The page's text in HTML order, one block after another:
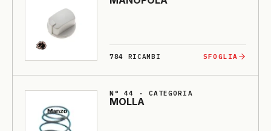
784 RICAMBI SFOGLIA
N° 44 · CATEGORIA
MOLLA